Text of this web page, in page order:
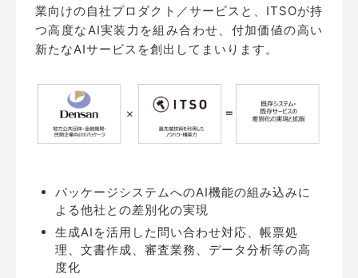
業向けの自社プロダクト／サービスと、ITSOが持
つ高度なAI実装力を組み合わせ、付加価値の高い
新たなAIサービスを創出してまいります。
パッケージシステムへのAI機能の組み込みに
よる他社との差別化の実現
生成AIを活用した問い合わせ対応、帳票処
理、文書作成、審査業務、データ分析等の高
度化